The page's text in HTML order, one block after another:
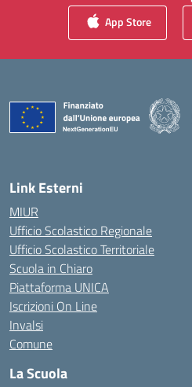
App Store
Link Esterni
MIUR
Ufficio Scolastico Regionale
Ufficio Scolastico Territoriale
Scuola in Chiaro
Piattaforma UNICA
Iscrizioni On Line
Invalsi
Comune
La Scuola